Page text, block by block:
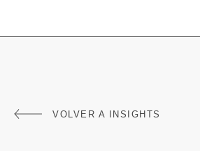
VOLVER A INSIGHTS